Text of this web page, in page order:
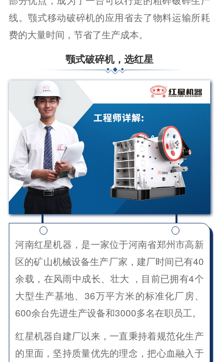
线。颚式移动破碎机的应用省去了物料运输所耗
费的大量时间，节省了生产成本。
颚式破碎机，选红星
河南红星机器，是一家位于河南省郑州市高新
区的矿山机械设备生产厂家，建厂时间已有40
余载，在风雨中成长、壮大 ，目前已拥有4个
大型生产基地、36万平方米的标准化厂房、
600余台先进生产设备和3000多名在职员工。
红星机器自建厂以来，一直秉持着规范化生产
的里面，坚持质量优先的理念，把心血融入于